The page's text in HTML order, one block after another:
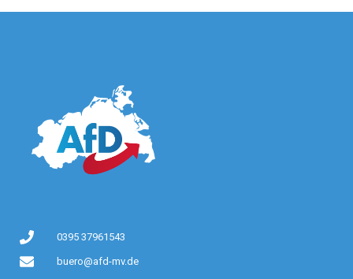
0395 37961543
buero@afd-mv.de